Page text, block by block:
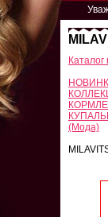
Уважаемые
Каталог
(Мода)